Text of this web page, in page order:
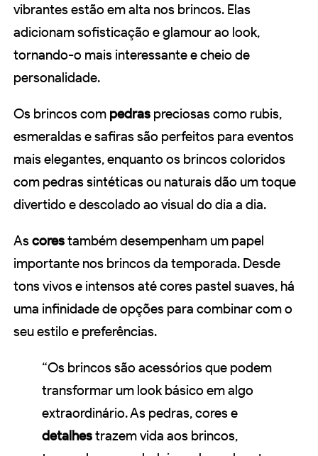
vibrantes estão em alta nos brincos. Elas
adicionam sofisticação e glamour ao look,
tornando-o mais interessante e cheio de
personalidade.
Os brincos com pedras preciosas como rubis,
esmeraldas e safiras são perfeitos para eventos
mais elegantes, enquanto os brincos coloridos
com pedras sintéticas ou naturais dão um toque
divertido e descolado ao visual do dia a dia.
Ascorestambém desempenham um papel
importante nos brincos da temporada. Desde
tons vivos e intensos até cores pastel suaves, há
uma infinidade de opções para combinar com o
seu estilo e preferências.
“Os brincos são acessórios que podem
transformar um look básico em algo
extraordinário. As pedras, cores e
detalhestrazem vida aos brincos,